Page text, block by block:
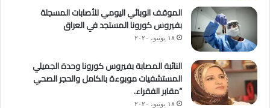
الموقف الوبائي اليومي للأصابات المسجلة
بفيروس كورونا المستجد في العراق
١٨ يونيو، ٢٠٢٠
النائبة المصابة بفيروس كورونا وحدة الجميلي
المستشفيات موبوءة بالكامل والحجر الصحي
“مقابر الفقراء.
١٨ يونيو، ٢٠٢٠